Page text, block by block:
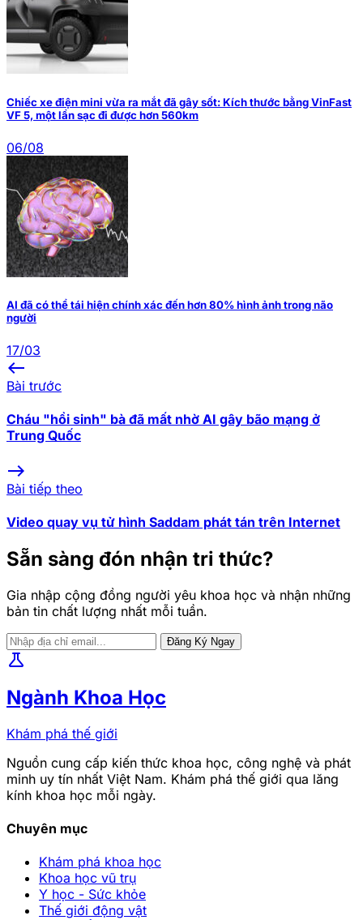
Chiếc xe điện mini vừa ra mắt đã gây sốt: Kích thước bằng VinFast
VF 5, một lần sạc đi được hơn 560km
06/08
AI đã có thể tái hiện chính xác đến hơn 80% hình ảnh trong não
người
17/03
west
Bài trước
Cháu "hồi sinh" bà đã mất nhờ AI gây bão mạng ở
Trung Quốc
east
Bài tiếp theo
Video quay vụ tử hình Saddam phát tán trên Internet
Sẵn sàng đón nhận tri thức?
Gia nhập cộng đồng người yêu khoa học và nhận những
bản tin chất lượng nhất mỗi tuần.
Đăng Ký Ngay
science
Ngành Khoa Học
Khám phá thế giới
Nguồn cung cấp kiến thức khoa học, công nghệ và phát
minh uy tín nhất Việt Nam. Khám phá thế giới qua lăng
kính khoa học mỗi ngày.
Chuyên mục
Khám phá khoa học
Khoa học vũ trụ
Y học - Sức khỏe
Thế giới động vật